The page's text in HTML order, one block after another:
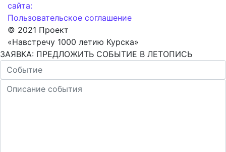
сайта:
Пользовательское соглашение
© 2021 Проект
«Навстречу 1000 летию Курска»
ЗАЯВКА: ПРЕДЛОЖИТЬ СОБЫТИЕ В ЛЕТОПИСЬ